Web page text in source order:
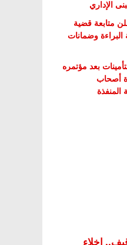
الإداري
متابعة قضية
وضمانات
بعد مؤتمره
أصحاب